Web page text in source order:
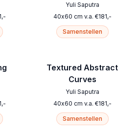
,-
,-
Yuli Saputra
40x60 cm v.a. €181,-
Samenstellen
Textured Abstract
Curves
Yuli Saputra
40x60 cm v.a. €181,-
Samenstellen